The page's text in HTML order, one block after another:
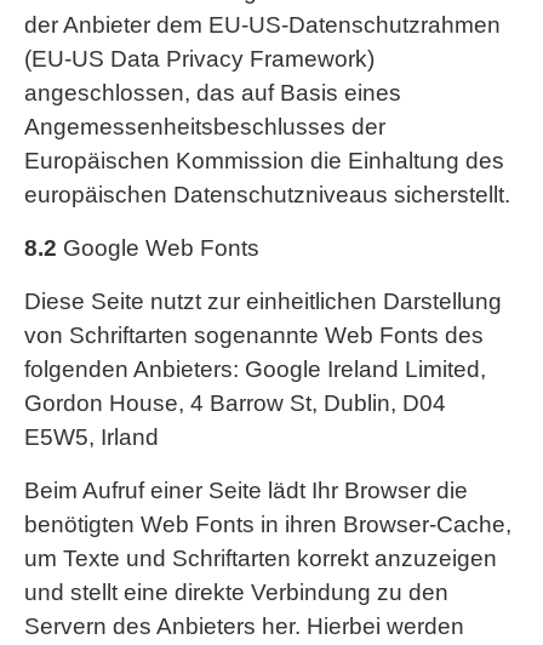
der Anbieter dem EU-US-Datenschutzrahmen
(EU-US Data Privacy Framework)
angeschlossen, das auf Basis eines
Angemessenheitsbeschlusses der
Europäischen Kommission die Einhaltung des
europäischen Datenschutzniveaus sicherstellt.
8.2 Google Web Fonts
Diese Seite nutzt zur einheitlichen Darstellung
von Schriftarten sogenannte Web Fonts des
folgenden Anbieters: Google Ireland Limited,
Gordon House, 4 Barrow St, Dublin, D04
E5W5, Irland
Beim Aufruf einer Seite lädt Ihr Browser die
benötigten Web Fonts in ihren Browser-Cache,
um Texte und Schriftarten korrekt anzuzeigen
und stellt eine direkte Verbindung zu den
Servern des Anbieters her. Hierbei werden